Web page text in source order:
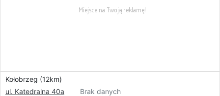
Kołobrzeg (12km)
ul. Katedralna 40a
Brak danych